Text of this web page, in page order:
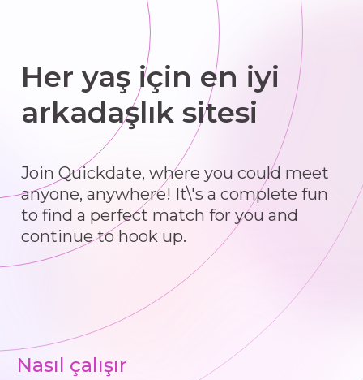
Her yaş için en iyi
arkadaşlık sitesi
Join Quickdate, where you could meet
anyone, anywhere! It\'s a complete fun
to find a perfect match for you and
continue to hook up.
Nasıl çalışır